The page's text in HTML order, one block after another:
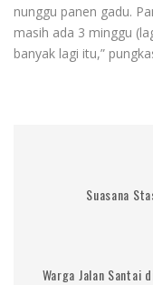
nunggu panen gadu.
masih ada 3 minggu
banyak lagi itu,”
Suasana
Warga Jalan Santai